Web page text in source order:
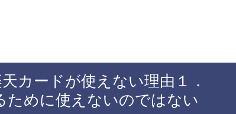
カードが使えない理由１．
ために使えないのではない